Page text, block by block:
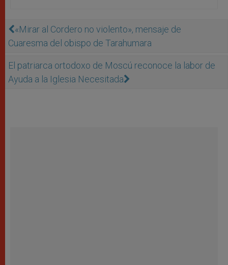
«Mirar al Cordero no violento», mensaje de
Cuaresma del obispo de Tarahumara
El patriarca ortodoxo de Moscú reconoce la labor de
Ayuda a la Iglesia Necesitada